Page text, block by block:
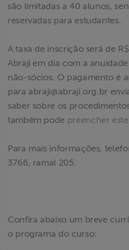
Notícias
Associe-se
Doe para
ABRAJI
>> Conteúdo
Assine a nossa
são limitadas a 40 alunos,
reservadas para estudantes.
A taxa de inscrição será de
Abraji em dia com a
não-sócios. O pagamento é
para abraji@abraji.org.br
saber sobre os
também pode preencher
Para mais informações,
3766, ramal 205.
Confira abaixo um breve
o programa do curso: